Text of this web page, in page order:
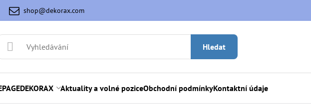
shop@dekorax.com
Hledat
DEKORAX Aktuality a volné poziceObchodní podmínkyKontaktní údaje